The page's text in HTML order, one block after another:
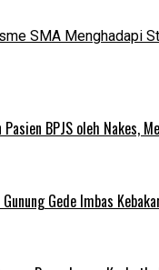
SMA Menghadapi
BPJS oleh Nakes,
Gede Imbas